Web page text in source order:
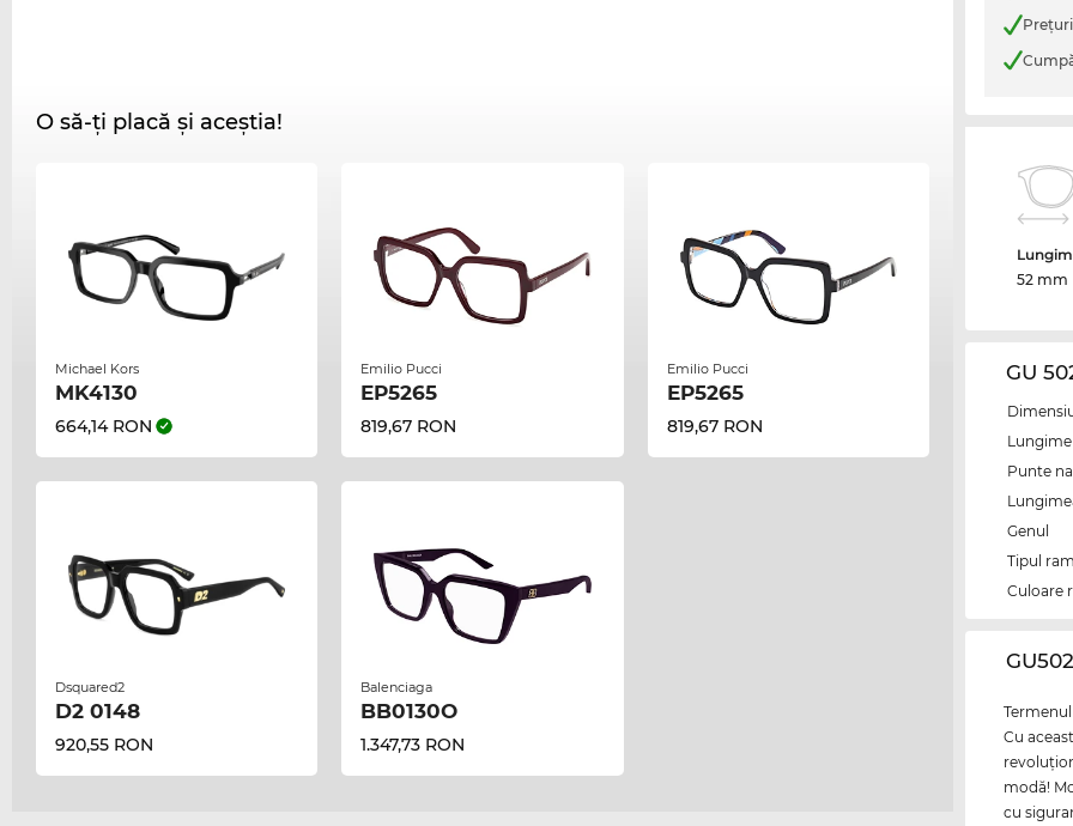
O să-ți placă și aceștia!
Michael Kors
MK4130
664,14 RON
Emilio Pucci
EP5265
819,67 RON
Emilio Pucci
EP5265
819,67 RON
Dsquared2
D2 0148
920,55 RON
Balenciaga
BB0130O
1.347,73 RON
52 mm
GU
Punte
Genul
Tipul
Culoare
Cu
modă!
cu